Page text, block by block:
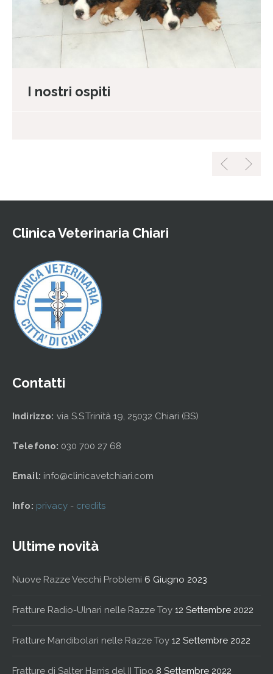
I nostri ospiti
Clinica Veterinaria Chiari
Contatti
Indirizzo: via S.S.Trinità 19, 25032 Chiari (BS)
Telefono: 030 700 27 68
Email: info@clinicavetchiari.com
Info: privacy - credits
Ultime novità
Nuove Razze Vecchi Problemi 6 Giugno 2023
Fratture Radio-Ulnari nelle Razze Toy 12 Settembre 2022
Fratture Mandibolari nelle Razze Toy 12 Settembre 2022
Fratture di Salter Harris del II Tipo 8 Settembre 2022